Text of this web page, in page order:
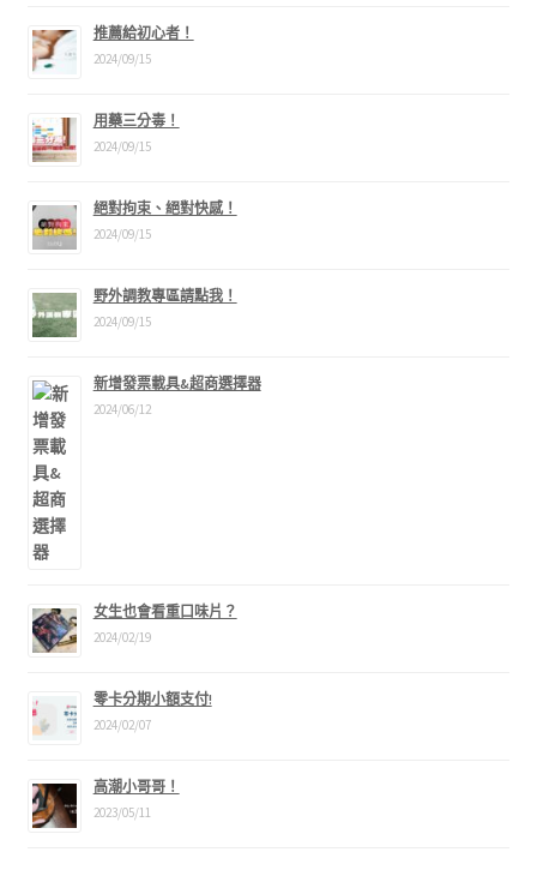
推薦給初心者！
2024/09/15
用藥三分毒！
2024/09/15
絕對拘束、絕對快感！
2024/09/15
野外調教專區請點我！
2024/09/15
新增發票載具&超商選擇器
2024/06/12
女生也會看重口味片？
2024/02/19
零卡分期小額支付!
2024/02/07
高潮小哥哥！
2023/05/11